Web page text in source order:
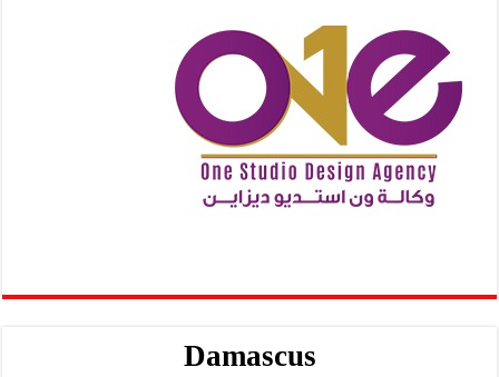
Damascus